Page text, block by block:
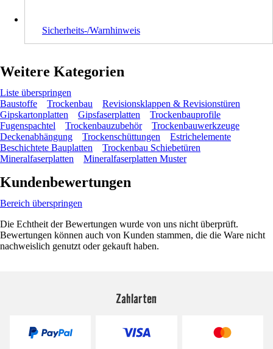
Sicherheits-/Warnhinweis
Weitere Kategorien
Liste überspringen
Baustoffe
Trockenbau
Revisionsklappen & Revisionstüren
Gipskartonplatten
Gipsfaserplatten
Trockenbauprofile
Fugenspachtel
Trockenbauzubehör
Trockenbauwerkzeuge
Deckenabhängung
Trockenschüttungen
Estrichelemente
Beschichtete Bauplatten
Trockenbau Schiebetüren
Mineralfaserplatten
Mineralfaserplatten Muster
Kundenbewertungen
Bereich überspringen
Die Echtheit der Bewertungen wurde von uns nicht überprüft.
Bewertungen können auch von Kunden stammen, die die Ware nicht
nachweislich genutzt oder gekauft haben.
Zahlarten